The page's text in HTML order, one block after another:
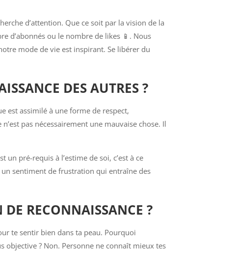
d’attention. Que ce soit par la vision de la
d’abonnés ou le nombre de likes 📱. Nous
mode de vie est inspirant. Se libérer du
DES AUTRES ?
est assimilé à une forme de respect,
pas nécessairement une mauvaise chose. Il
pré-requis à l’estime de soi, c’est à ce
sentiment de frustration qui entraîne des
RECONNAISSANCE ?
te sentir bien dans ta peau. Pourquoi
objective ? Non. Personne ne connaît mieux tes